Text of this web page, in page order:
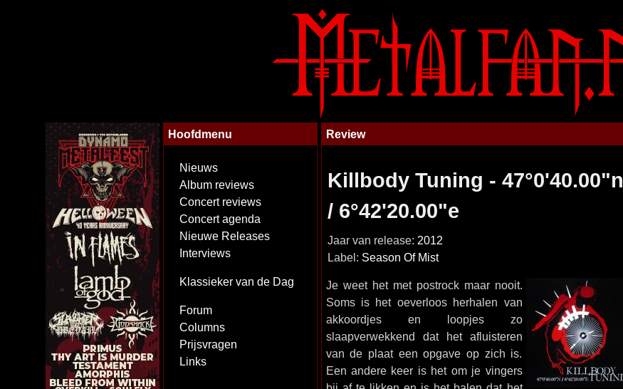
Hoofdmenu
Nieuws
Album reviews
Concert reviews
Concert agenda
Nieuwe Releases
Interviews
Klassieker van de Dag
Forum
Columns
Prijsvragen
Links
Review
Killbody Tuning - 47​°​0'40​.​00"n
/ 6​°​42'20​.​00"e
Jaar van release: 2012
Label: Season Of Mist
Je weet het met postrock maar nooit.
Soms is het oeverloos herhalen van
akkoordjes en loopjes zo
slaapverwekkend dat het afluisteren
van de plaat een opgave op zich is.
Een andere keer is het om je vingers